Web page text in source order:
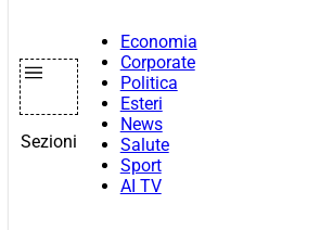
Sezioni
Economia
Corporate
Politica
Esteri
News
Salute
Sport
AI TV